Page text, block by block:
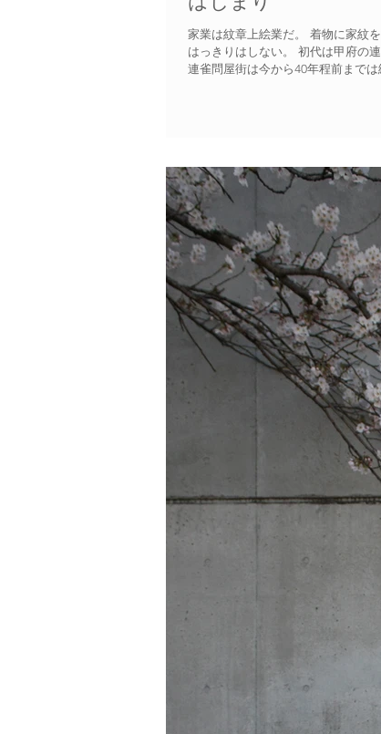
家業は紋章上絵業だ。 着物に家紋
はっきりはしない。 初代は甲府の
連雀問屋街は今から40年程前まで